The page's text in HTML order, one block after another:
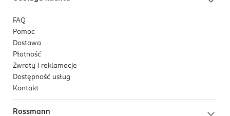
FAQ
Pomoc
Dostawa
Płatność
Zwroty i reklamacje
Dostępność usług
Kontakt
Rossmann